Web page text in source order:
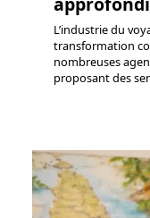
L’industrie du
transformation
nombreuses
proposant des